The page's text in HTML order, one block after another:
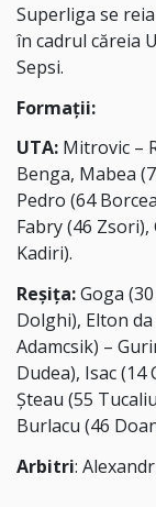
Superliga se
în cadrul căreia
Sepsi.
Formații:
UTA: Mitrovic –
Benga, Mabea
Pedro (64
Fabry (46
Kadiri).
Reșița:Goga
Dolghi), Elton da
Adamcsik) –
Dudea), Isac (14
Șteau (55
Burlacu (46
Arbitri: